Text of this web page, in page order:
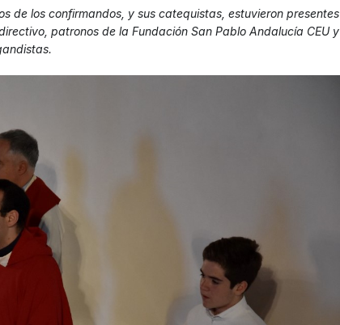
de los confirmandos, y sus catequistas, estuvieron presentes
patronos de la Fundación San Pablo Andalucía CEU y